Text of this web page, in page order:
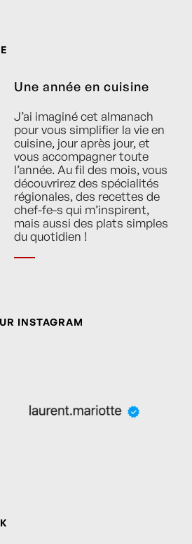
Une année en cuisine
J’ai imaginé cet almanach
pour vous simplifier la vie en
cuisine, jour après jour, et
vous accompagner toute
l’année. Au fil des mois, vous
découvrirez des spécialités
régionales, des recettes de
chef-fe-s qui m’inspirent,
mais aussi des plats simples
du quotidien !
INSTAGRAM